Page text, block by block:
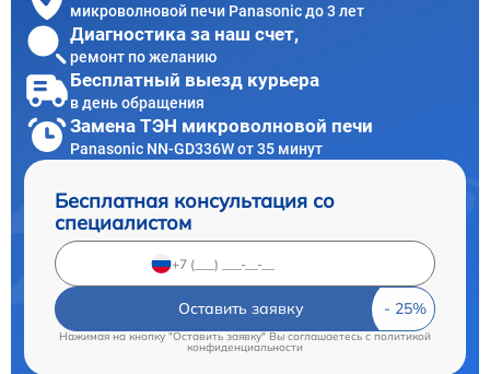
микроволновой печи Panasonic до 3 лет
Диагностика за наш счет,
ремонт по желанию
Бесплатный выезд курьера
в день обращения
Замена ТЭН микроволновой печи
Panasonic NN-GD336W от 35 минут
Бесплатная консультация со
специалистом
Оставить заявку
Нажимая на кнопку "Оставить заявку" Вы соглашаетесь cполитикой
конфиденциальности